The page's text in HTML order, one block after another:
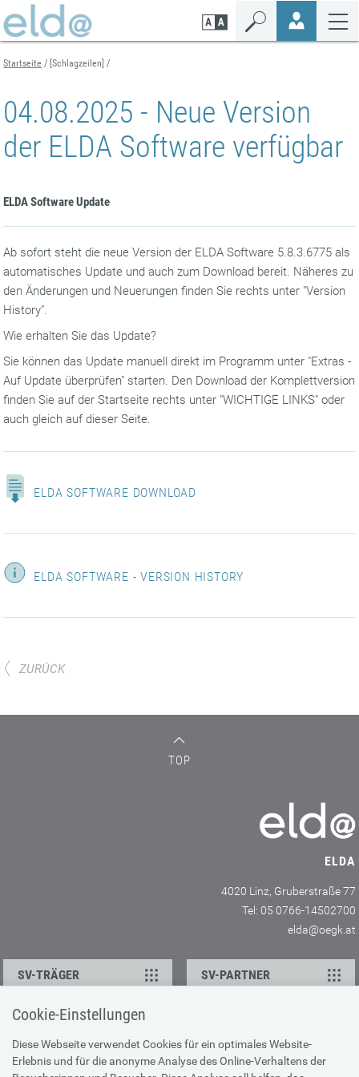
Cookie-Einstellungen
Diese Webseite verwendet Cookies für ein optimales Website-
Erlebnis und für die anonyme Analyse des Online-Verhaltens der
Seiteninhalt
springen
Navigation
springen
Mobilen
Navigation
springen
Startseite [Schlagzeilen]
04.08.2025 - Neue Version
der ELDA Software verfügbar
ELDA Software Update
Ab sofort steht die neue Version der ELDA Software 5.8.3.6775 als
automatisches Update und auch zum Download bereit. Näheres zu
den Änderungen und Neuerungen finden Sie rechts unter "Version
History".
Wie erhalten Sie das Update?
Sie können das Update manuell direkt im Programm unter "Extras -
Auf Update überprüfen" starten. Den Download der Komplettversion
finden Sie auf der Startseite rechts unter "WICHTIGE LINKS" oder
auch gleich auf dieser Seite.
ELDA SOFTWARE DOWNLOAD
ELDA SOFTWARE - VERSION HISTORY
ZURÜCK
TOP
ELDA
4020 Linz, Gruberstraße 77
Tel: 05 0766-14502700
elda@oegk.at
SV-TRÄGER SV-PARTNER
KONTAKT
Ansprechpartner